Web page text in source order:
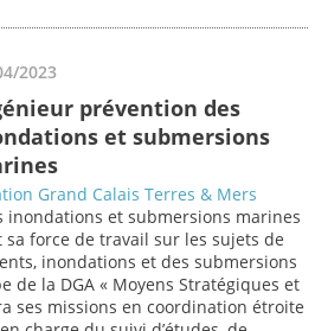
2023
prévention des
et submersions
Grand Calais Terres & Mers
inondations et submersions marines
force de travail sur les sujets de
inondations et des submersions
de la DGA « Moyens Stratégiques et
ses missions en coordination étroite